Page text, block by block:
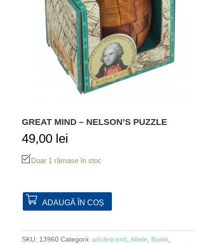
GREAT MIND – NELSON’S PUZZLE
49,00 lei
Doar 1 rămase în stoc
ADAUGĂ ÎN COȘ
SKU: 13960 Categorii: adolescenti Altele Baieti